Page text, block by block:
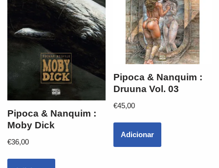
Pipoca & Nanquim :
Moby Dick
€36,00
Pipoca & Nanquim :
Druuna Vol. 03
€45,00
Adicionar